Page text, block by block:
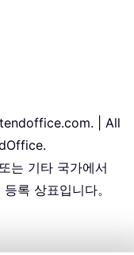
| All
는 기타 국가에서
록 상표입니다。